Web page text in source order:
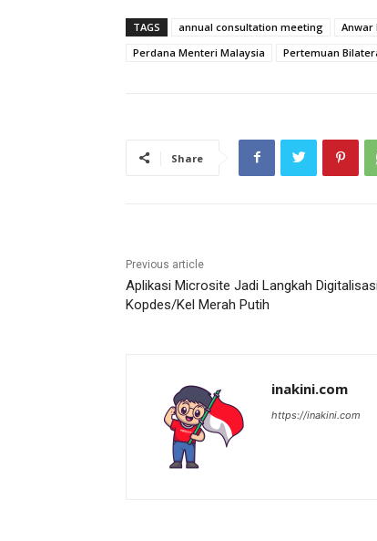
TAGS annual consultation meeting Anwar
Perdana Menteri Malaysia
Pertemuan
Share
Previous article
Aplikasi Microsite Jadi Langkah Digitalisasi
Kopdes/Kel Merah Putih
inakini.com
https://inakini.com